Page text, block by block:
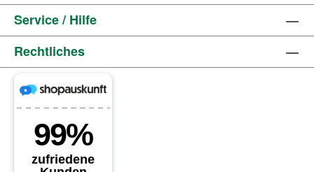
Service / Hilfe
Rechtliches